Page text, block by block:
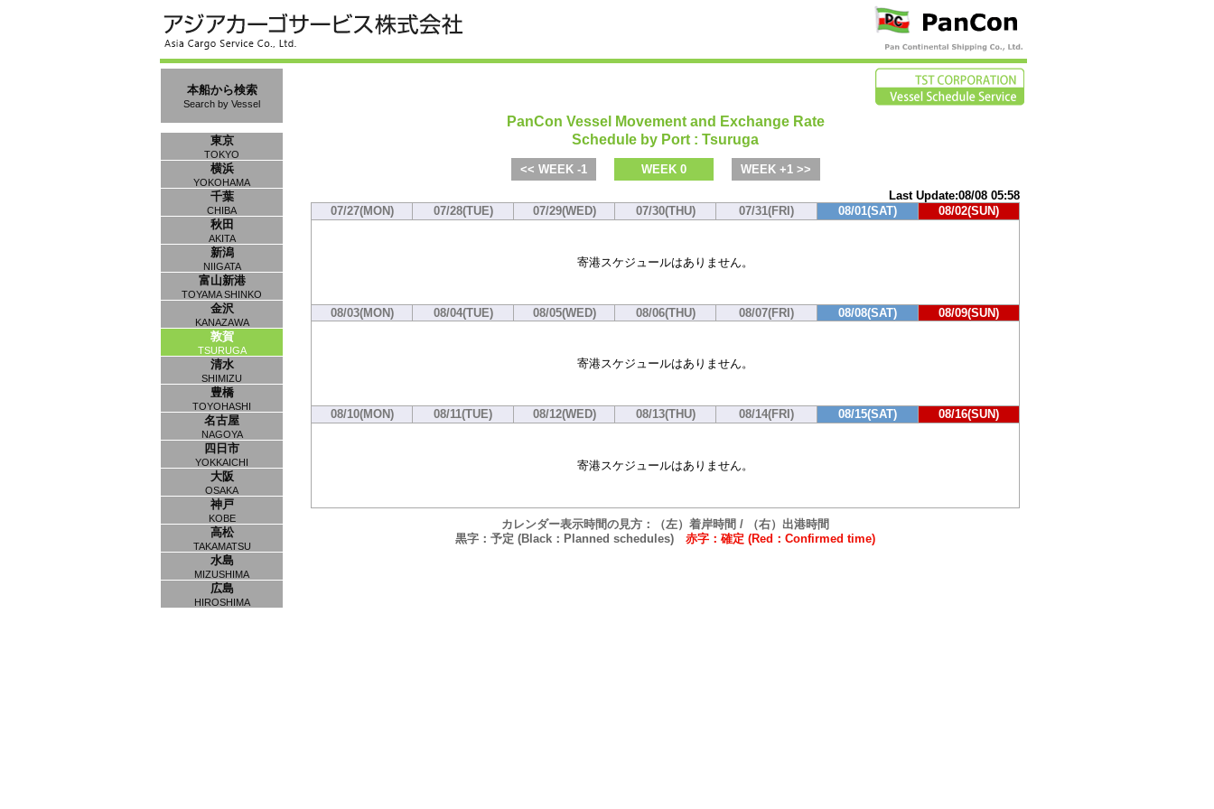
本船から検索
Search by Vessel
東京
TOKYO
横浜
YOKOHAMA
千葉
CHIBA
秋田
AKITA
新潟
NIIGATA
富山新港
TOYAMA SHINKO
金沢
KANAZAWA
敦賀
TSURUGA
清水
SHIMIZU
豊橋
TOYOHASHI
名古屋
NAGOYA
四日市
YOKKAICHI
大阪
OSAKA
神戸
KOBE
高松
TAKAMATSU
水島
MIZUSHIMA
広島
HIROSHIMA
PanCon Vessel Movement and Exchange Rate
Schedule by Port : Tsuruga
<< WEEK -1 WEEK 0
WEEK +1 >>
Last Update:08/08 05:58
07/27(MON)
07/28(TUE) 07/29(WED) 07/30(THU) 07/31(FRI) 08/01(SAT) 08/02(SUN)
寄港スケジュールはありません。
08/03(MON) 08/04(TUE) 08/05(WED) 08/06(THU) 08/07(FRI) 08/08(SAT) 08/09(SUN)
寄港スケジュールはありません。
08/10(MON) 08/11(TUE) 08/12(WED) 08/13(THU) 08/14(FRI) 08/15(SAT) 08/16(SUN)
寄港スケジュールはありません。
カレンダー表示時間の見方：（左）着岸時間 / （右）出港時間
黒字：予定 (Black：Planned schedules) 赤字：確定 (Red：Confirmed time)